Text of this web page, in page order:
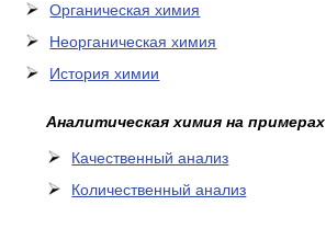
Органическая химия
Неорганическая химия
История химии
Аналитическая химия на примерах
Качественный анализ
Количественный анализ